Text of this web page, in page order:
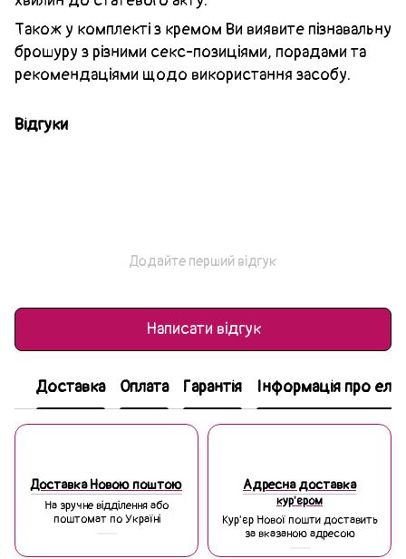
Також у комплекті з кремом Ви виявите пізнавальну
брошуру з різними секс-позиціями, порадами та
рекомендаціями щодо використання засобу.
Відгуки
Додайте перший відгук
Написати відгук
Доставка Оплата Гарантія Інформація про
Доставка Новою поштою
На зручне відділення або
поштомат по Україні
Адресна доставка
кур'єром
Кур'єр Нової пошти доставить
за вказаною адресою